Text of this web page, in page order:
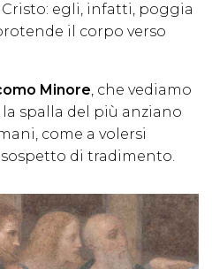
egli, infatti, poggia
il corpo verso
Minore, che vediamo
spalla del più anziano
come a volersi
di tradimento.